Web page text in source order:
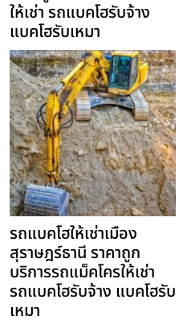
ให้เช่า รถแบคโฮรับจ้าง
แบคโฮรับเหมา
รถแบคโฮให้เช่าเมือง
สุราษฎร์ธานี ราคาถูก
บริการรถแม็คโครให้เช่า
รถแบคโฮรับจ้าง แบคโฮรับ
เหมา